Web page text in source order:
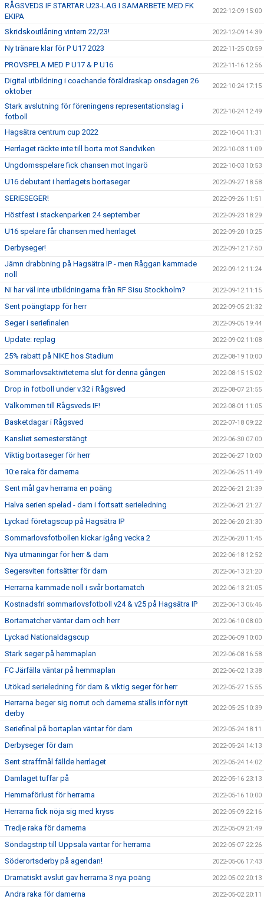
RÅGSVEDS IF STARTAR U23-LAG I SAMARBETE MED FK
EKIPA
2022-12-09 15:00
Skridskoutlåning vintern 22/23! 2022-12-09 14:39
Ny tränare klar för P U17 2023 2022-11-25 00:59
PROVSPELA MED P U17 & P U16 2022-11-16 12:56
Digital utbildning i coachande föräldraskap onsdagen 26
oktober
2022-10-24 17:15
Stark avslutning för föreningens representationslag i
fotboll
2022-10-24 12:49
Hagsätra centrum cup 2022 2022-10-04 11:31
Herrlaget räckte inte till borta mot Sandviken 2022-10-03 11:09
Ungdomsspelare fick chansen mot Ingarö 2022-10-03 10:53
U16 debutant i herrlagets bortaseger 2022-09-27 18:58
SERIESEGER! 2022-09-26 11:51
Höstfest i stackenparken 24 september 2022-09-23 18:29
U16 spelare får chansen med herrlaget 2022-09-20 10:25
Derbyseger! 2022-09-12 17:50
Jämn drabbning på Hagsätra IP - men Råggan kammade
noll
2022-09-12 11:24
Ni har väl inte utbildningarna från RF Sisu Stockholm? 2022-09-12 11:15
Sent poängtapp för herr 2022-09-05 21:32
Seger i seriefinalen 2022-09-05 19:44
Update: replag 2022-09-02 11:08
25% rabatt på NIKE hos Stadium 2022-08-19 10:00
Sommarlovsaktiviteterna slut för denna gången 2022-08-15 15:02
Drop in fotboll under v.32 i Rågsved 2022-08-07 21:55
Välkommen till Rågsveds IF! 2022-08-01 11:05
Basketdagar i Rågsved 2022-07-18 09:22
Kansliet semesterstängt 2022-06-30 07:00
Viktig bortaseger för herr 2022-06-27 10:00
10:e raka för damerna 2022-06-25 11:49
Sent mål gav herrarna en poäng 2022-06-21 21:39
Halva serien spelad - dam i fortsatt serieledning 2022-06-21 21:27
Lyckad företagscup på Hagsätra IP 2022-06-20 21:30
Sommarlovsfotbollen kickar igång vecka 2 2022-06-20 11:45
Nya utmaningar för herr & dam 2022-06-18 12:52
Segersviten fortsätter för dam 2022-06-13 21:20
Herrarna kammade noll i svår bortamatch 2022-06-13 21:05
Kostnadsfri sommarlovsfotboll v24 & v25 på Hagsätra IP 2022-06-13 06:46
Bortamatcher väntar dam och herr 2022-06-10 08:00
Lyckad Nationaldagscup 2022-06-09 10:00
Stark seger på hemmaplan 2022-06-08 16:58
FC Järfälla väntar på hemmaplan 2022-06-02 13:38
Utökad serieledning för dam & viktig seger för herr 2022-05-27 15:55
Herrarna beger sig norrut och damerna ställs inför nytt
derby
2022-05-25 10:39
Seriefinal på bortaplan väntar för dam 2022-05-24 18:11
Derbyseger för dam 2022-05-24 14:13
Sent straffmål fällde herrlaget 2022-05-24 14:02
Damlaget tuffar på 2022-05-16 23:13
Hemmaförlust för herrarna 2022-05-16 10:00
Herrarna fick nöja sig med kryss 2022-05-09 22:16
Tredje raka för damerna 2022-05-09 21:49
Söndagstrip till Uppsala väntar för herrarna 2022-05-07 22:26
Söderortsderby på agendan! 2022-05-06 17:43
Dramatiskt avslut gav herrarna 3 nya poäng 2022-05-02 20:13
Andra raka för damerna 2022-05-02 20:11